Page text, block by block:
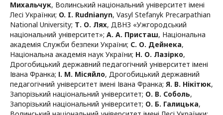
Михальчук, Волинський національний університет імені
Лесі Українки; O. I. Rudnianyn, Vasyl Stefanyk Precarpathian
National University; Т. О. Лях, ДВНЗ «Ужгородський
національний університет»; А. А. Присташ, Національна
академія Служби безпеки України; С. О. Дейнека,
Національна академія наук України; Н. О. Лазірко,
Дрогобицький державний педагогічний університет імені
Івана Франка; І. М. Місяйло, Дрогобицький державний
педагогічний університет імені Івана Франка; Я. В. Нікітюк,
Запорізький національний університет; О. В. Соболь,
Запорізький національний університет; О. Б. Галицька,